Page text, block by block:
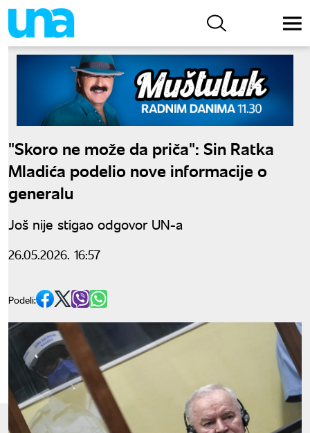
"Skoro ne može da priča": Sin Ratka
Mladića podelio nove informacije o
generalu
Još nije stigao odgovor UN-a
26.05.2026. 16:57
Podeli: